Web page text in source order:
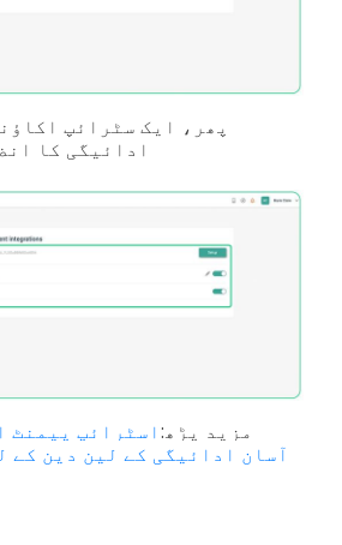
پھر، ایک سٹرائپ
ادائیگی کا
مزید پڑھ:اسٹرائپ پیمنٹ
آسان ادائیگی کے لین دین کے